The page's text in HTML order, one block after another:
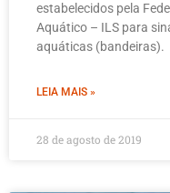
estabelecidos pela
Aquático – ILS para
aquáticas (bandeiras).
LEIA MAIS »
28 de agosto de 2019